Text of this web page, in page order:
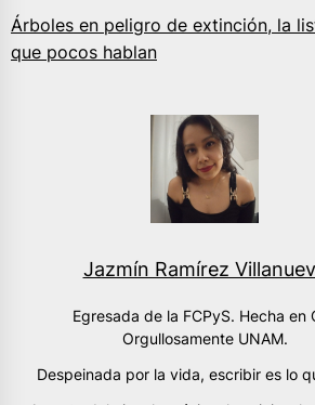
Árboles en peligro de extinción, la
que pocos hablan
Jazmín Ramírez
Egresada de la FCPyS. Hecha en
Orgullosamente UNAM.
Despeinada por la vida, escribir es lo